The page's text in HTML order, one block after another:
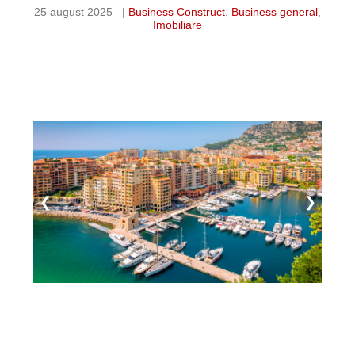
25 august 2025 | Business Construct, Business general,
Imobiliare
❮ ❯